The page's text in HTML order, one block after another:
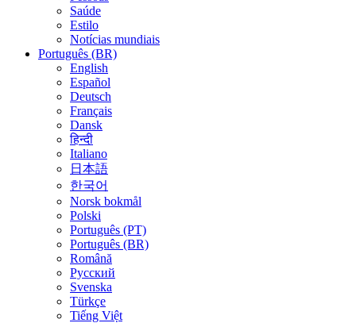
Saúde
Estilo
Notícias mundiais
Português (BR)
English
Español
Deutsch
Français
Dansk
हिन्दी
Italiano
日本語
한국어
Norsk bokmål
Polski
Português (PT)
Português (BR)
Română
Русский
Svenska
Türkçe
Tiếng Việt